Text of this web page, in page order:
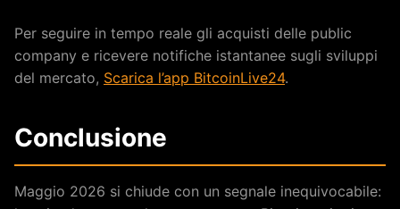
Per seguire in tempo reale gli acquisti delle public
company e ricevere notifiche istantanee sugli sviluppi
del mercato, Scarica l’app BitcoinLive24.
Conclusione
Maggio 2026 si chiude con un segnale inequivocabile: